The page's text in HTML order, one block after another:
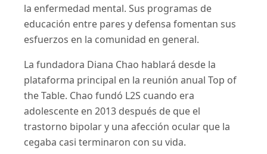
la enfermedad mental. Sus programas de
educación entre pares y defensa fomentan sus
esfuerzos en la comunidad en general.
La fundadora Diana Chao hablará desde la
plataforma principal en la reunión anual Top of
the Table. Chao fundó L2S cuando era
adolescente en 2013 después de que el
trastorno bipolar y una afección ocular que la
cegaba casi terminaron con su vida.